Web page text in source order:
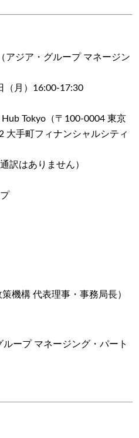
（アジア・グループ マネージン
（月）16:00-17:30
Hub Tokyo（〒100-0004 東京
大手町フィナンシャルシティ
訳はありません）
機構 代表理事・事務局長）
ループ マネージング・パート